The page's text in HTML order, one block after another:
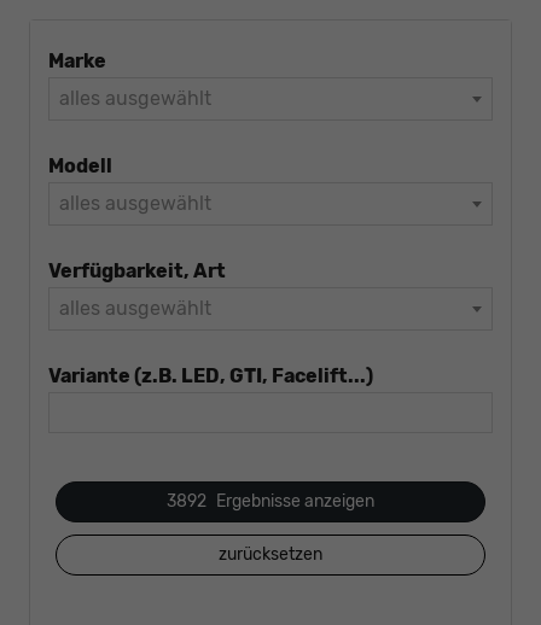
Marke
alles ausgewählt
Modell
alles ausgewählt
Verfügbarkeit, Art
alles ausgewählt
Variante (z.B. LED, GTI, Facelift...)
3892 Ergebnisse anzeigen
zurücksetzen